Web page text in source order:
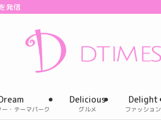
発信
・テーマパーク
Delicious
グルメ
Delight
ファッション